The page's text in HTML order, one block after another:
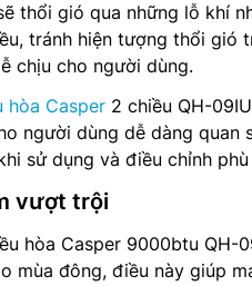
thổi gió qua những lỗ khí
tránh hiện tượng thổi gió
chịu cho người dùng.
hòa Casper 2 chiều QH-
người dùng dễ dàng quan
sử dụng và điều chỉnh
vượt trội
hòa Casper 9000btu QH-
mùa đông, điều này giúp